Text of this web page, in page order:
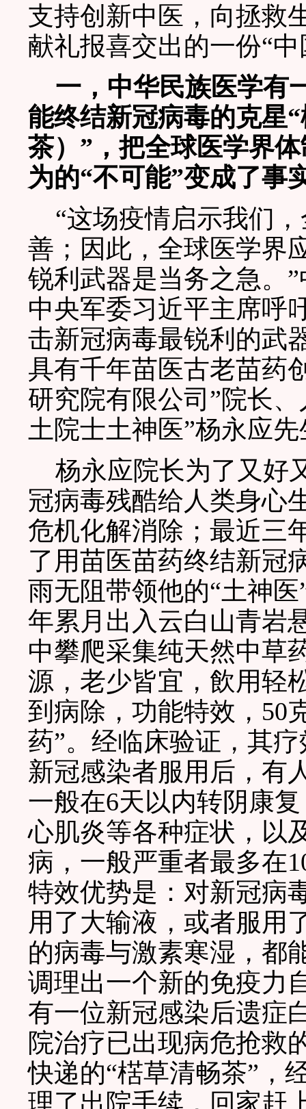
支持创新中医，向拯救
献礼报喜交出的一份“
一，中华民族医学有
能终结新冠病毒的克星
茶）”，把全球医学界
为的“不可能”变成了事
“这场疫情启示我们，
善；因此，全球医学界
锐利武器是当务之急。
中央军委习近平主席呼
击新冠病毒最锐利的武
具有千年苗医古老苗药
研究院有限公司”院长
土院士土神医”杨永应
杨永应院长为了又好
冠病毒残酷给人类身心
危机化解消除；最近三
了用苗医苗药终结新冠
雨无阻带领他的“土神
年累月出入云白山青岩
中攀爬采集纯天然中草
源，老少皆宜，飲用轻
到病除，功能特效，50
药”。经临床验证，其
新冠感染者服用后，有
一般在6天以内转阴康
心肌炎等各种症状，以
病，一般严重者最多在
特效优势是：对新冠病
用了大输液，或者服用
的病毒与激素寒湿，都
调理出一个新的免疫力
有一位新冠感染后遗症
院治疗已出现病危抢救
快递的“楛草清畅茶”，
理了出院手续，回家赶